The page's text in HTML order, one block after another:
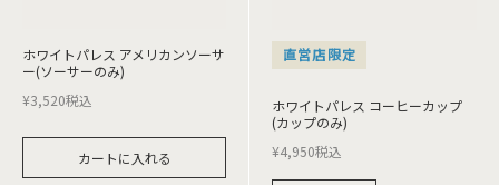
ホワイトパレス アメリカンソーサ
ー(ソーサーのみ)
¥3,520税込
カートに入れる
直営店限定
ホワイトパレス コーヒーカップ
(カップのみ)
¥4,950税込